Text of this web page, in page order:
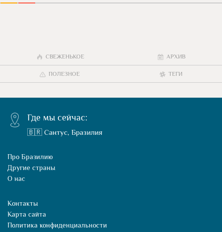
СВЕЖЕНЬКОЕ АРХИВ
ПОЛЕЗНОЕ ТЕГИ
Где мы сейчас:
🇧🇷 Сантус, Бразилия
Про Бразилию
Другие страны
О нас
Контакты
Карта сайта
Политика конфиденциальности